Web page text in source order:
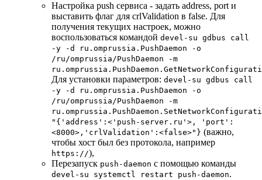
Настройка push сервиса - задать address, port и
выставить флаг для crlValidation в false. Для
получения текущих настроек, можно
воспользоваться командой devel-su gdbus call
-y -d ru.omprussia.PushDaemon -o
/ru/omprussia/PushDaemon -m
Для установки параметров: devel-su gdbus call
-y -d ru.omprussia.PushDaemon -o
/ru/omprussia/PushDaemon -m
"{'address':<'push-server.ru'>, 'port':
<8000>,'crlValidation':<false>"} (важно,
чтобы хост был без протокола, например
https://),
Перезапуск push-daemon с помощью команды
devel-su systemctl restart push-daemon.